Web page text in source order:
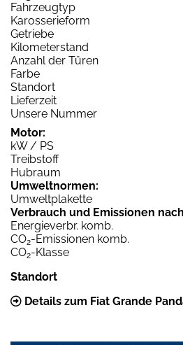
Fahrzeugtyp
Karosserieform
Getriebe
Kilometerstand
Anzahl der Türen
Farbe
Standort
Lieferzeit
Unsere Nummer
Motor:
kW / PS
Treibstoff
Hubraum
Umweltnormen:
Umweltplakette
Verbrauch und Emissionen
Energieverbr. komb.
CO2-Emissionen komb.
CO2-Klasse
Standort
Details zum Fiat Grande